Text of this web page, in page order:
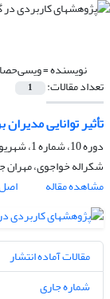
نویسنده =
تعداد مقالات: 1
تأثیر توانایی
دوره 10، شماره 1، شهریور 1400، صفحه
شکراله خواجوی،
مشاهده مقاله
مقالات آماده انتشار
شماره جاری